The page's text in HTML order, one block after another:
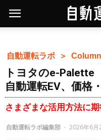
自動運転ラボ ＞ Column
トヨタのe-Palette
自動運転EV、価格
さまざまな活用方法に
自動運転ラボ編集部 - 2026年6月